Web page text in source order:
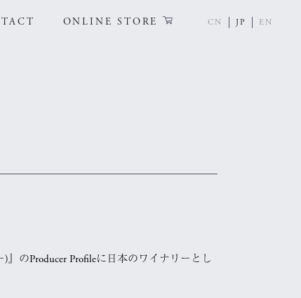
ONLINE STORE CN JP EN
のProducer Profileに日本のワイナリーとし